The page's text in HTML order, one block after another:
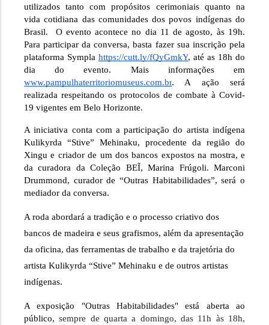
utilizados tanto com propósitos cerimoniais quanto na
vida cotidiana das comunidades dos povos indígenas do
Brasil.
Para participar da conversa, basta fazer sua inscrição pela
plataforma Sympla https://cutt.ly/fQyGmkY, até as 18h do
dia do evento. Mais informações em
www.pampulhaterritoriomuseus.com.br. A ação será
realizada respeitando os protocolos de combate à Covid-
19 vigentes em Belo Horizonte.
A iniciativa conta com a participação do artista indígena
Kulikyrda “Stive” Mehinaku, procedente da região do
Xingu e criador de um dos bancos expostos na mostra, e
da curadora da Coleção BEĨ, Marina Frúgoli. Marconi
Drummond, curador de “Outras Habitabilidades”, será o
mediador da conversa.
A roda abordará a tradição e o processo criativo dos
bancos de madeira e seus grafismos, além da apresentação
da oficina, das ferramentas de trabalho e da trajetória do
artista Kulikyrda “Stive” Mehinaku e de outros artistas
indígenas.
A exposição "Outras Habitabilidades" está aberta ao
público, sempre de quarta a domingo, das 11h às 18h,